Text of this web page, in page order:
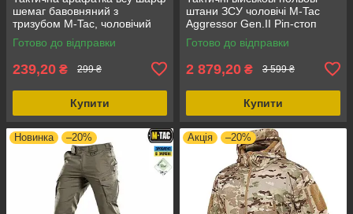
шемаг бавовняний з
тризубом M-Tac, чоловічий
платок на шию куфія Foliage,
розмір 105 х 105 см
Готово до відправки
239,20 ₴ 299 ₴
Купити
штани ЗСУ чоловічі M-Tac
Aggressor Gen.II Ріп-стоп
мультикам XL/L, всесезонні,
нові
Готово до відправки
2 879,20 ₴ 3 599 ₴
Купити
Новинка –20% Акція –20%